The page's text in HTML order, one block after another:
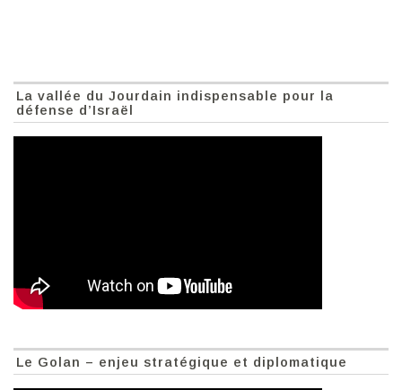
La vallée du Jourdain indispensable pour la
défense d’Israël
Le Golan – enjeu stratégique et diplomatique